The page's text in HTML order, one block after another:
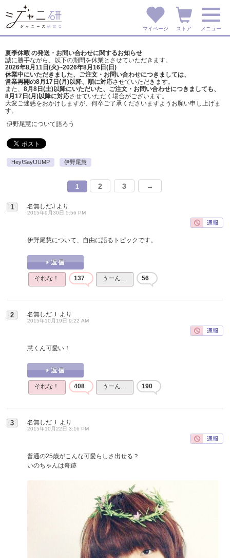
マイページ ストア メニュー
夏季休暇 の発送・お問い合わせに関するお知らせ
誠に勝手ながら、以下の期間を休業とさせていただきます。
2026年8月11日(火)~2026年8月16日(日)
休業中にいただきました、ご注文・お問い合わせにつきましては、
営業再開の8月17日(月)以降、順に対応させていただきます。
また、 8月8日(土)以降にいただいた、ご注文・ お問い合わせにつきましても、
8月17日(月)以降に対応させていただく場合がございます。
大変ご迷惑をおかけしますが、 何卒ご了承くださいますようお願い申し上げま
す。
伊野尾慧について語ろう
Hey!Say!JUMP 伊野尾慧
1 2 3 →
1 名無しだJ より
2015年9月30日 5:56 PM
伊野尾慧について、自由に語るトピックです。
それな！ 137 うーん… 56
2 名無しだＪ より
2015年10月19日 9:22 AM
慧くん可愛い！
それな！ 408 うーん… 190
3 名無しだＪ より
2015年10月22日 3:16 PM
普通の25歳がこんな可愛らしさ出せる？
いのちゃんは奇跡